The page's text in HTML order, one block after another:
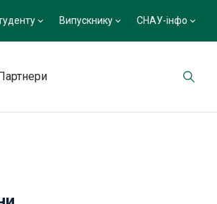
Випускнику СНАУ-інфо